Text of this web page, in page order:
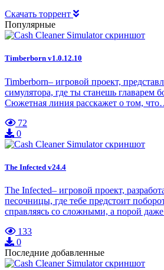
Скачать торрент
Популярные
Timberborn v1.0.12.10
Timberborn– игровой проект,
симулятора, где ты станешь главарем
Сюжетная линия расскажет о том,
72
0
The Infected v24.4
The Infected– игровой проект,
песочницы, где тебе предстоит
справляясь со сложными, а порой
133
0
Последние добавленные